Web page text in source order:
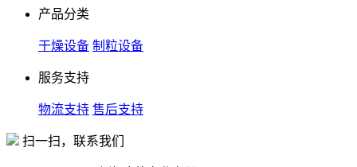
产品分类
干燥设备 制粒设备
服务支持
物流支持 售后支持
扫一扫，联系我们